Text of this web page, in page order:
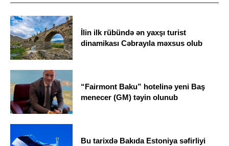
İlin ilk rübündə ən yaxşı turist
dinamikası Cəbrayıla məxsus olub
“Fairmont Baku” hotelinə yeni Baş
menecer (GM) təyin olunub
Bu tarixdə Bakıda Estoniya səfirliyi